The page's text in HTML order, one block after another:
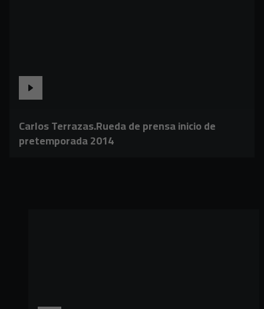
Carlos Terrazas.Rueda de prensa inicio de
pretemporada 2014